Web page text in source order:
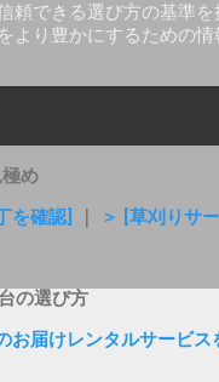
できる選び方の基準
より豊かにするための
め
を確認] ＞ [草刈りサ
の選び方
お届けレンタルサービス